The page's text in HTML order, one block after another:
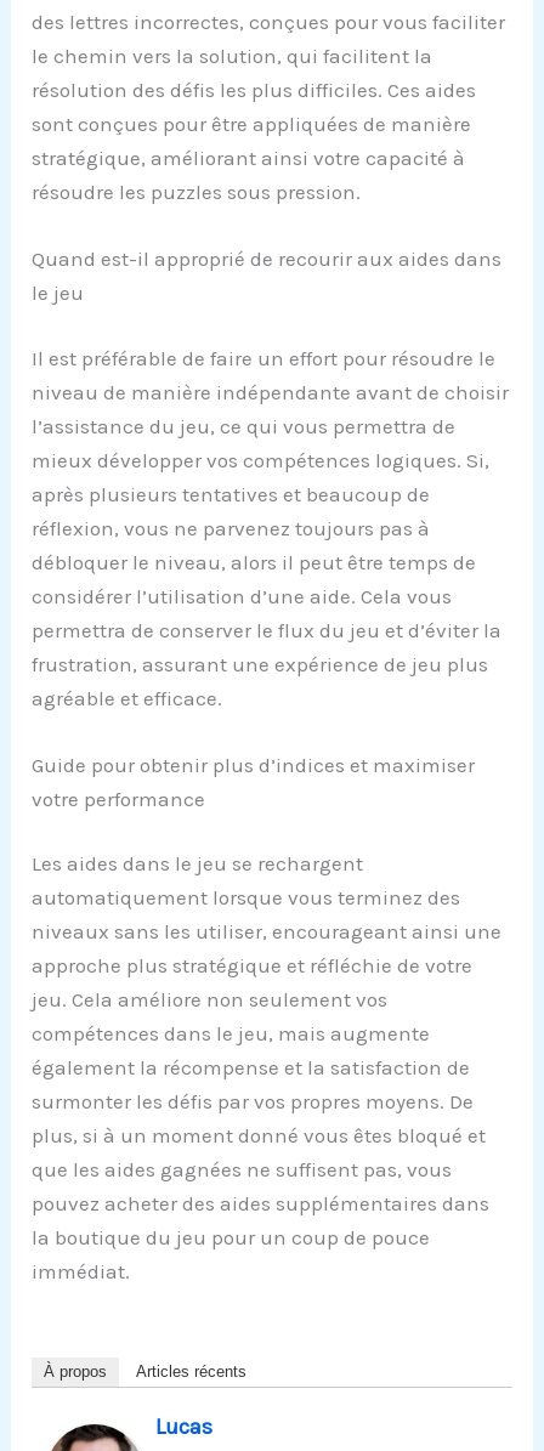
des lettres incorrectes, conçues pour vous faciliter
le chemin vers la solution, qui facilitent la
résolution des défis les plus difficiles. Ces aides
sont conçues pour être appliquées de manière
stratégique, améliorant ainsi votre capacité à
résoudre les puzzles sous pression.
Quand est-il approprié de recourir aux aides dans
le jeu
Il est préférable de faire un effort pour résoudre le
niveau de manière indépendante avant de choisir
l’assistance du jeu, ce qui vous permettra de
mieux développer vos compétences logiques. Si,
après plusieurs tentatives et beaucoup de
réflexion, vous ne parvenez toujours pas à
débloquer le niveau, alors il peut être temps de
considérer l’utilisation d’une aide. Cela vous
permettra de conserver le flux du jeu et d’éviter la
frustration, assurant une expérience de jeu plus
agréable et efficace.
Guide pour obtenir plus d’indices et maximiser
votre performance
Les aides dans le jeu se rechargent
automatiquement lorsque vous terminez des
niveaux sans les utiliser, encourageant ainsi une
approche plus stratégique et réfléchie de votre
jeu. Cela améliore non seulement vos
compétences dans le jeu, mais augmente
également la récompense et la satisfaction de
surmonter les défis par vos propres moyens. De
plus, si à un moment donné vous êtes bloqué et
que les aides gagnées ne suffisent pas, vous
pouvez acheter des aides supplémentaires dans
la boutique du jeu pour un coup de pouce
immédiat.
À propos Articles récents
Lucas